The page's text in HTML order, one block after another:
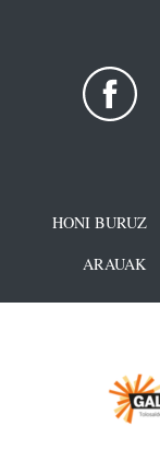
HONI BURUZ
ARAUAK